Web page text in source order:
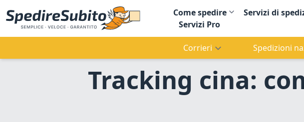
Come spedire Servizi di
Servizi Pro
Corrieri Spedizioni
Tracking cina: